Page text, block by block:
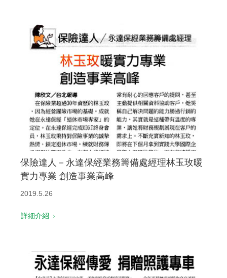
保險達人－永達保經業務籌備處經理林玉玫暖
實力專業 創造事業高峰
2019.5.26
詳細介紹